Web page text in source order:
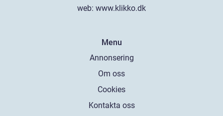
web: www.klikko.dk
Menu
Annonsering
Om oss
Cookies
Kontakta oss